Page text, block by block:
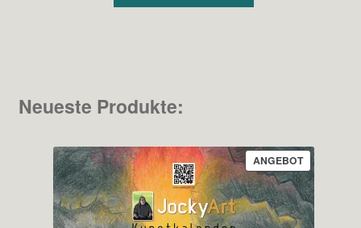
12,53 €
Neueste Produkte:
ANGEBOTPRODUKT
IM
ANGEBOT